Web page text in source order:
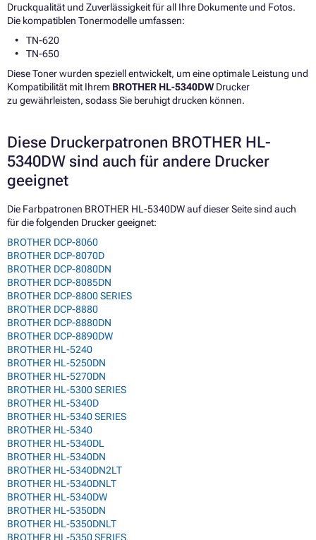
Druckqualität und Zuverlässigkeit für all Ihre Dokumente und Fotos.
Die kompatiblen Tonermodelle umfassen:
TN-620
TN-650
Diese Toner wurden speziell entwickelt, um eine optimale Leistung und
Kompatibilität mit Ihrem BROTHER HL-5340DW Drucker
zu gewährleisten, sodass Sie beruhigt drucken können.
Diese Druckerpatronen BROTHER HL-
5340DW sind auch für andere Drucker
geeignet
Die Farbpatronen BROTHER HL-5340DW auf dieser Seite sind auch
für die folgenden Drucker geeignet:
BROTHER DCP-8060
BROTHER DCP-8070D
BROTHER DCP-8080DN
BROTHER DCP-8085DN
BROTHER DCP-8800 SERIES
BROTHER DCP-8880
BROTHER DCP-8880DN
BROTHER DCP-8890DW
BROTHER HL-5240
BROTHER HL-5250DN
BROTHER HL-5270DN
BROTHER HL-5300 SERIES
BROTHER HL-5340D
BROTHER HL-5340 SERIES
BROTHER HL-5340
BROTHER HL-5340DL
BROTHER HL-5340DN
BROTHER HL-5340DN2LT
BROTHER HL-5340DNLT
BROTHER HL-5340DW
BROTHER HL-5350DN
BROTHER HL-5350DNLT
BROTHER HL-5350 SERIES